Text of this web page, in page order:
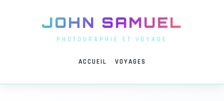
JOHN SAMUEL
PHOTOGRAPHIE ET VOYAGE
ACCUEIL VOYAGES